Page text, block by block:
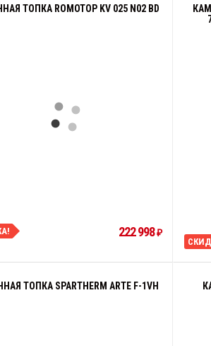
ТОПКА ROMOTOP KV 025 N02 BD
222 998₽
ТОПКА SPARTHERM ARTE F-1VH